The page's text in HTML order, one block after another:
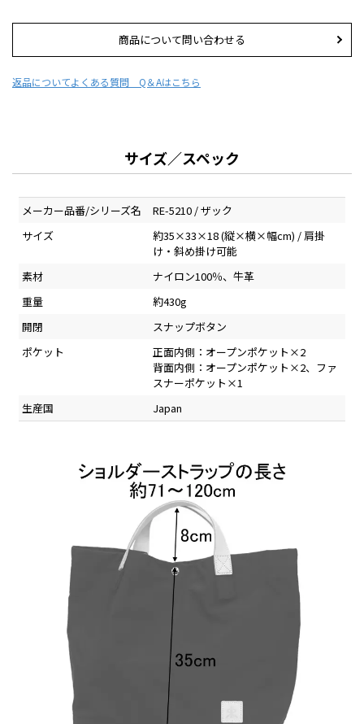
商品について問い合わせる
返品についてよくある質問 Q＆Aはこちら
サイズ／スペック
メーカー品番/シリーズ名
RE-5210 / ザック
サイズ
約35×33×18 (縦×横×幅cm) / 肩掛
け・斜め掛け可能
素材
ナイロン100％、牛革
重量
約430g
開閉
スナップボタン
ポケット
正面内側：オープンポケット×2
背面内側：オープンポケット×2、ファ
スナーポケット×1
生産国
Japan